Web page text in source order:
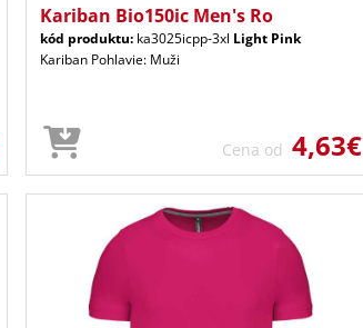
Kariban Bio150ic Men's Ro
kód produktu: ka3025icpp-3xl Light Pink
Kariban Pohlavie: Muži
Cena od 4,63€